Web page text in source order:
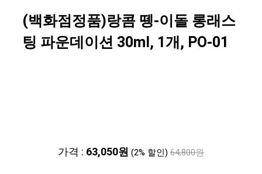
(백화점정품)랑콤 뗑-이돌 롱래스
팅 파운데이션 30ml, 1개, PO-01
가격 : 63,050원 (2% 할인) 64,800원